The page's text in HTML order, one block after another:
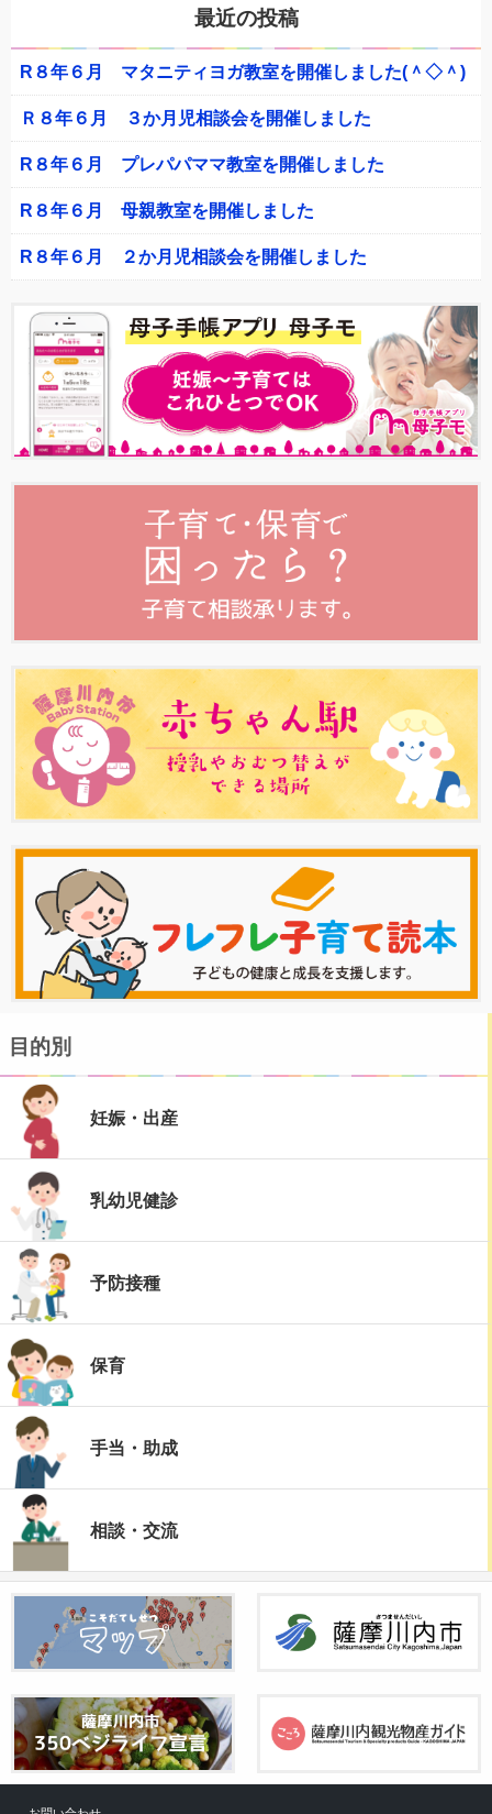
最近の投稿
R８年６月 マタニティヨガ教室を開催しました(＾◇＾)
Ｒ８年６月 ３か月児相談会を開催しました
R８年６月 プレパパママ教室を開催しました
R８年６月 母親教室を開催しました
R８年６月 ２か月児相談会を開催しました
目的別
妊娠・出産
乳幼児健診
予防接種
保育
手当・助成
相談・交流